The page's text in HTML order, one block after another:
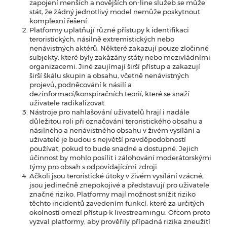
zapojení menších a novějších on-line služeb se může
stát, že žádný jednotlivý model nemůže poskytnout
komplexní řešení.
Platformy uplatňují různé přístupy k identifikaci
teroristických, násilně extremistických nebo
nenávistných aktérů. Některé zakazují pouze zločinné
subjekty, které byly zakázány státy nebo mezivládními
organizacemi. Jiné zaujímají širší přístup a zakazují
širší škálu skupin a obsahu, včetně nenávistných
projevů, podněcování k násilí a
dezinformací/konspiračních teorií, které se snaží
uživatele radikalizovat.
Nástroje pro nahlašování uživatelů hrají i nadále
důležitou roli při označování teroristického obsahu a
násilného a nenávistného obsahu v živém vysílání a
uživatelé je budou s největší pravděpodobností
používat, pokud to bude snadné a dostupné. Jejich
účinnost by mohlo posílit i zálohování moderátorskými
týmy pro obsah s odpovídajícími zdroji.
Ačkoli jsou teroristické útoky v živém vysílání vzácné,
jsou jedinečně znepokojivé a představují pro uživatele
značné riziko. Platformy mají možnost snížit riziko
těchto incidentů zavedením funkcí, které za určitých
okolností omezí přístup k livestreamingu. Ofcom proto
vyzval platformy, aby prověřily případná rizika zneužití